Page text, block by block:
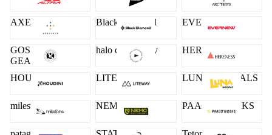
AXESQUIN Black Diamond EVERNEW
GOSSAMER
GEAR
halo commodity HERENESS
HOUDINI LITEWAY LUNA SANDALS
milestone NEMO PAAGO WORKS